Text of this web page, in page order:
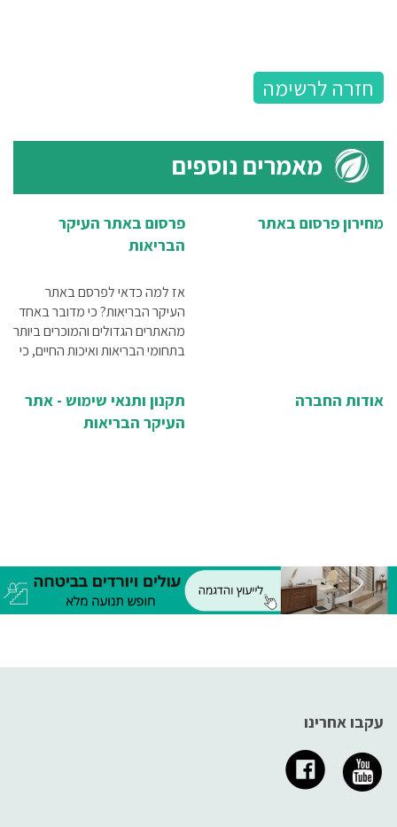
חזרה לרשימה
מאמרים נוספים
פרסום באתר העיקר
הבריאות
אז למה כדאי לפרסם באתר
העיקר הבריאות? כי מדובר באחד
מהאתרים הגדולים והמוכרים ביותר
בתחומי הבריאות ואיכות החיים, כי
לכם להגיע בדיוק אל קהל היעד
שלכם.
מחירון פרסום באתר
תקנון ותנאי שימוש - אתר
העיקר הבריאות
אודות החברה
עקבו אחרינו